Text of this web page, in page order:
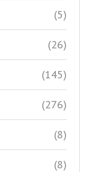
(5)
(26)
(145)
(276)
(8)
(8)